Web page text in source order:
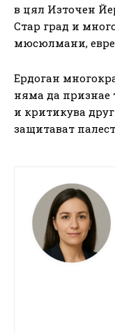
в цял Източен
Стар град и
мюсюлмани,
Ердоган
няма да признае
и критикува
защитават